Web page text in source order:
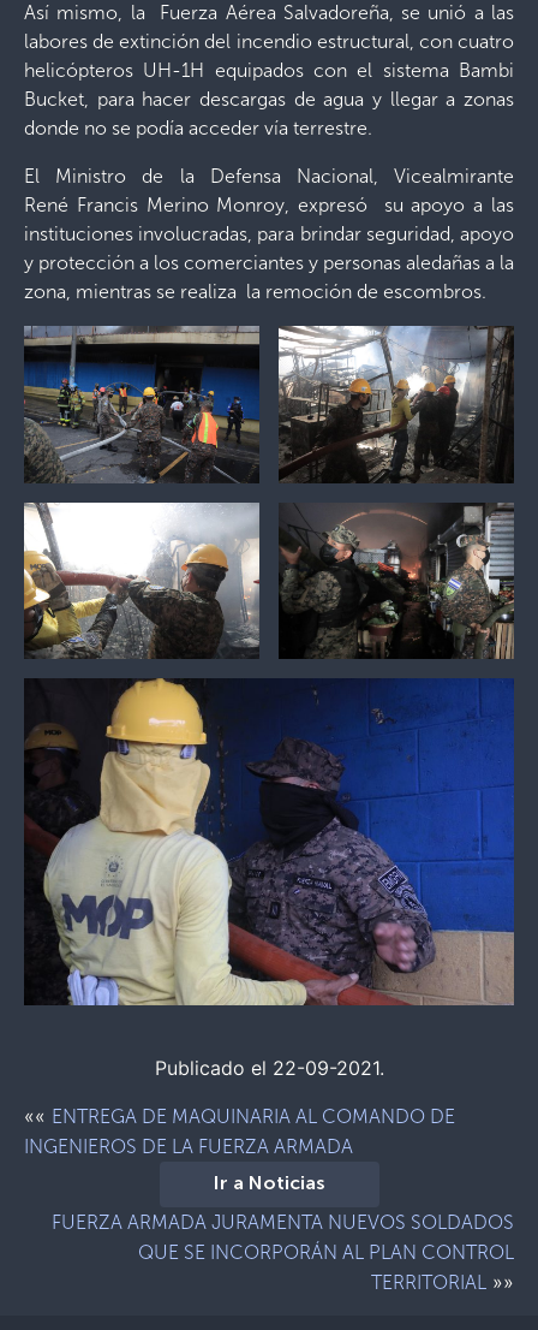
Así mismo, la Fuerza Aérea Salvadoreña, se unió a las
labores de extinción del incendio estructural, con cuatro
helicópteros UH-1H equipados con el sistema Bambi
Bucket, para hacer descargas de agua y llegar a zonas
donde no se podía acceder vía terrestre.
El Ministro de la Defensa Nacional, Vicealmirante
René Francis Merino Monroy, expresó su apoyo a las
instituciones involucradas, para brindar seguridad, apoyo
y protección a los comerciantes y personas aledañas a la
zona, mientras se realiza la remoción de escombros.
Publicado el 22-09-2021.
«« ENTREGA DE MAQUINARIA AL COMANDO DE
INGENIEROS DE LA FUERZA ARMADA
Ir a Noticias
FUERZA ARMADA JURAMENTA NUEVOS SOLDADOS
QUE SE INCORPORÁN AL PLAN CONTROL
TERRITORIAL »»